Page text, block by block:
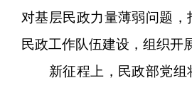
对基层民政力量薄弱问题，
民政工作队伍建设，组织开
新征程上，民政部党组